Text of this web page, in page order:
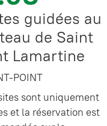
guidées au
de Saint
Lamartine
POINT
sont uniquement
et la réservation est